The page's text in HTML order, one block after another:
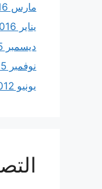
مارس 2016
يناير 2016
ديسمبر 2015
نوفمبر 2015
يونيو 2012